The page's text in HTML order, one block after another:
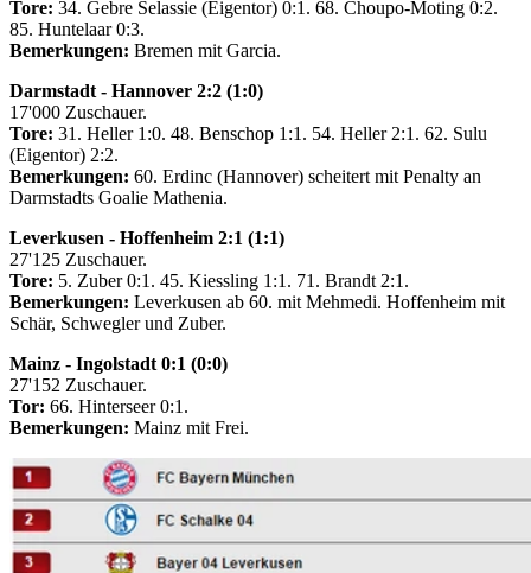
Tore: 34. Gebre Selassie (Eigentor) 0:1. 68. Choupo-Moting 0:2.
85. Huntelaar 0:3.
Bemerkungen: Bremen mit Garcia.
Darmstadt - Hannover 2:2 (1:0)
17'000 Zuschauer.
Tore: 31. Heller 1:0. 48. Benschop 1:1. 54. Heller 2:1. 62. Sulu
(Eigentor) 2:2.
Bemerkungen: 60. Erdinc (Hannover) scheitert mit Penalty an
Darmstadts Goalie Mathenia.
Leverkusen - Hoffenheim 2:1 (1:1)
27'125 Zuschauer.
Tore: 5. Zuber 0:1. 45. Kiessling 1:1. 71. Brandt 2:1.
Bemerkungen: Leverkusen ab 60. mit Mehmedi. Hoffenheim mit
Schär, Schwegler und Zuber.
Mainz - Ingolstadt 0:1 (0:0)
27'152 Zuschauer.
Tor: 66. Hinterseer 0:1.
Bemerkungen: Mainz mit Frei.